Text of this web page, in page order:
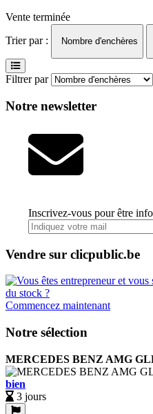
Vente terminée
Trier par :
Nombre d'enchères
Filtrer par
Notre newsletter
Inscrivez-vous pour être
Vendre sur clicpublic.be
Commencez maintenant
Notre sélection
MERCEDES BENZ AMG
bien
3 jours